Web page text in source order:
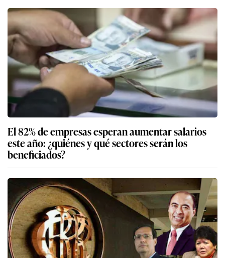
El 82% de empresas esperan aumentar salarios
este año: ¿quiénes y qué sectores serán los
beneficiados?